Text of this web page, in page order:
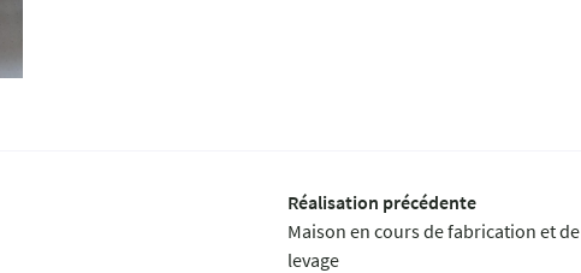
Réalisation précédente
Maison en cours de fabrication et de
levage